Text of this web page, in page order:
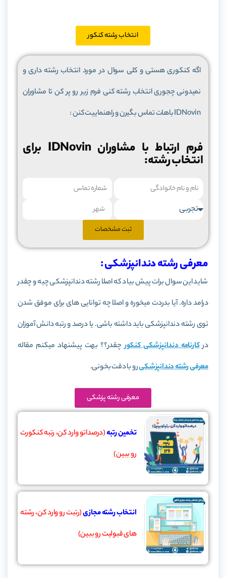
انتخاب رشته کنکور
اگه کنکوری هستی و کلی سوال در مورد انتخاب رشته داری و
نمیدونی چجوری انتخاب رشته کنی فرم زیر رو پر کن تا مشاوران
IDNovin باهات تماس بگیرن و راهنماییت کنن :
فرم ارتباط با مشاوران IDNovin برای
انتخاب رشته:
ثبت مشخصات
معرفی رشته دندانپزشکی :
شاید این سوال برات پیش بیاد که اصلا رشته دندانپزشکی چیه و چقدر
درامد داره. آیا بدردت میخوره و اصلا چه توانایی های برای موفق شدن
توی رشته دندانپزشکی باید داشته باشی. یا درصد و رتبه دانش آموزان
درکارنامه دندانپزشکی کنکور چقدر؟؟ بهت پیشنهاد میکنم مقاله
معرفی رشته دندانپزشکیرو با دقت بخونی.
معرفی رشته پزشکی
تخمین رتبه(درصداتو وارد کن، رتبه کنکورت
رو ببین)
انتخاب رشته مجازی(رتبت رو وارد کن، رشته
های قبولیت رو ببین)